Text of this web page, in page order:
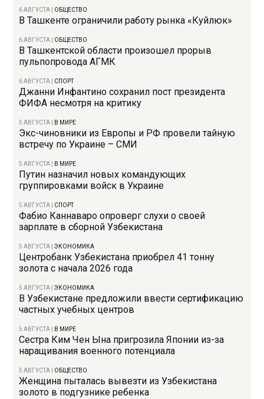
6 АВГУСТА ОБЩЕСТВО
В Ташкенте ограничили работу рынка «Куйлюк»
6 АВГУСТА ОБЩЕСТВО
В Ташкентской области произошел прорыв
пульпопровода АГМК
6 АВГУСТА СПОРТ
Джанни Инфантино сохранил пост президента
ФИФА несмотря на критику
5 АВГУСТА В МИРЕ
Экс-чиновники из Европы и РФ провели тайную
встречу по Украине – СМИ
5 АВГУСТА В МИРЕ
Путин назначил новых командующих
группировками войск в Украине
5 АВГУСТА СПОРТ
Фабио Каннаваро опроверг слухи о своей
зарплате в сборной Узбекистана
5 АВГУСТА |ЭКОНОМИКА
Центробанк Узбекистана приобрел 41 тонну
золота с начала 2026 года
5 АВГУСТА |ЭКОНОМИКА
В Узбекистане предложили ввести сертификацию
частных учебных центров
5 АВГУСТА В МИРЕ
Сестра Ким Чен Ына пригрозила Японии из-за
наращивания военного потенциала
5 АВГУСТА ОБЩЕСТВО
Женщина пыталась вывезти из Узбекистана
золото в подгузнике ребенка